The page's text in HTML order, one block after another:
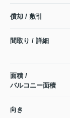
償却 / 敷引
間取り / 詳細
面積 /
バルコニー面積
向き